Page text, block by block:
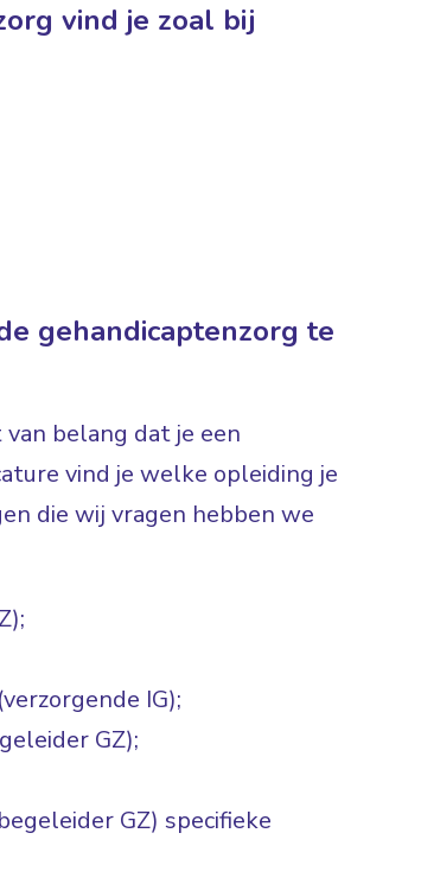
vind je zoal bij
gehandicaptenzorg te
belang dat je een
vind je welke opleiding je
die wij vragen hebben we
IG);
GZ);
GZ) specifieke